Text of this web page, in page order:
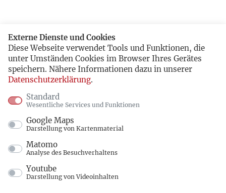
Externe Dienste und Cookies
Diese Webseite verwendet Tools und Funktionen, die
unter Umständen Cookies im Browser Ihres Gerätes
speichern. Nähere Informationen dazu in unserer
Datenschutzerklärung.
Standard
Wesentliche Services und Funktionen
Google Maps
Darstellung von Kartenmaterial
Matomo
Analyse des Besuchverhaltens
Youtube
Darstellung von Videoinhalten